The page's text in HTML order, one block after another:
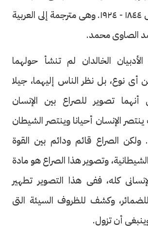
هو أنا تول فرانس ١٨٤٤ - ١٩٢٤. وهى مترجمة إلى العربية
الصاوى محمد.
الخالدان لم تنشأ حولهما
أى نوع، بل نظر الناس إليهما، جيلا
تصوير للصراع بين الإنسان
الإنسان أحيانا وينتصر الشيطان
الصراع قائم ودائم بين القوة
الشيطانية، وتصوير هذا الصراع هو مادة
كله، ففى هذا التصوير تطهير
وكشف للظروف السيئة التى
أن تزول.